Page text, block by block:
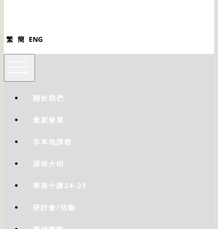
繁 簡 ENG
關於我們
最新發展
非本地課程
課程介绍
華商十講24-25
研討會/活動